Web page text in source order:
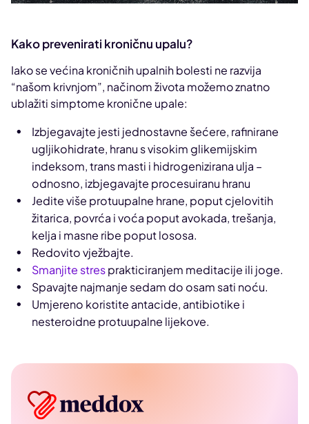
Kako prevenirati kroničnu upalu?
Iako se većina kroničnih upalnih bolesti ne razvija
“našom krivnjom”, načinom života možemo znatno
ublažiti simptome kronične upale:
Izbjegavajte jesti jednostavne šećere, rafinirane
ugljikohidrate, hranu s visokim glikemijskim
indeksom, trans masti i hidrogenizirana ulja –
odnosno, izbjegavajte procesuiranu hranu
Jedite više protuupalne hrane, poput cjelovitih
žitarica, povrća i voća poput avokada, trešanja,
kelja i masne ribe poput lososa.
Redovito vježbajte.
Smanjite stresprakticiranjem meditacije ili joge.
Spavajte najmanje sedam do osam sati noću.
Umjereno koristite antacide, antibiotike i
nesteroidne protuupalne lijekove.